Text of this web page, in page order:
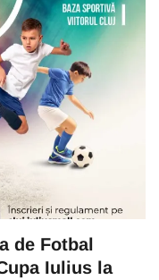
de Fotbal
Iulius la